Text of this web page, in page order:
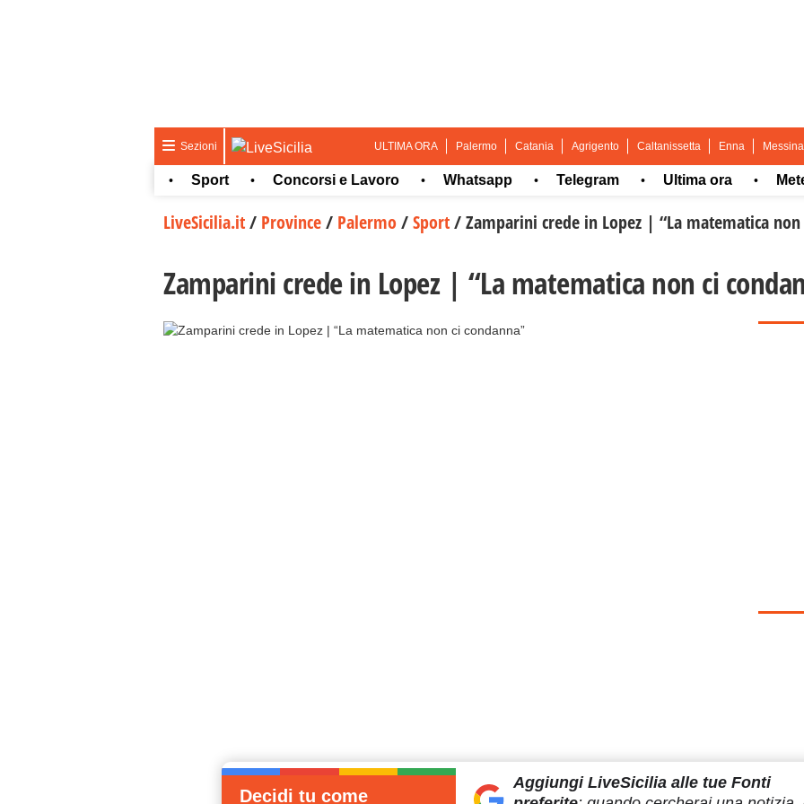
Sezioni ULTIMA ORA Palermo Catania Agrigento Caltanissetta Enna Messina
Sport • Concorsi e Lavoro • Whatsapp • Telegram • Ultima ora • Meteo
LiveSicilia.it/ Province/ Palermo/Sport/Zamparini crede in Lopez | “La matematica non
Zamparini crede in Lopez | “La matematica non ci
Decidi tu come
Aggiungi LiveSiciliaalle tue Fonti